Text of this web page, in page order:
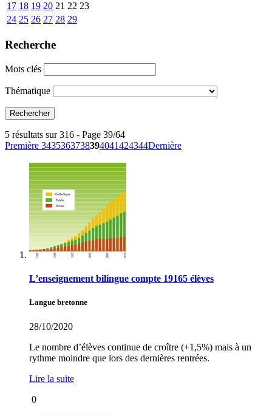
17 18 19 20 21 22 23
24 25 26 27 28 29
Recherche
Mots clés
Thématique
5 résultats sur 316 - Page 39/64
Première 3435363738394041424344Dernière
L’enseignement bilingue compte 19165 élèves
Langue bretonne
28/10/2020
Le nombre d’élèves continue de croître (+1,5%) mais à un
rythme moindre que lors des dernières rentrées.
Lire la suite
0